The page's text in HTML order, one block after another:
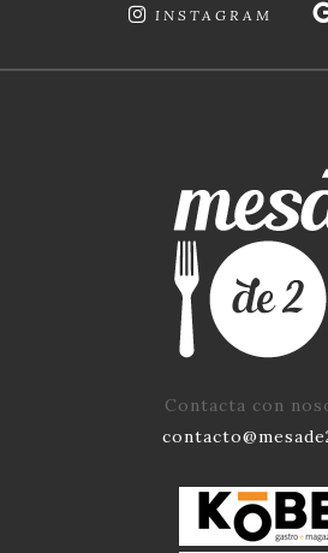
INSTAGRAM
Contacta con